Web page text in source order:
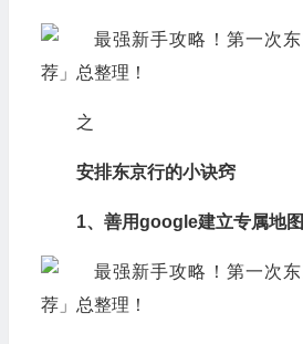
之
安排东京行的小诀窍
1、善用google建立专属地图